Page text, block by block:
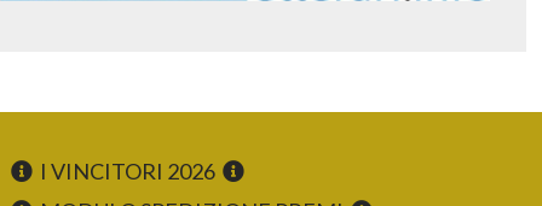
I VINCITORI 2026